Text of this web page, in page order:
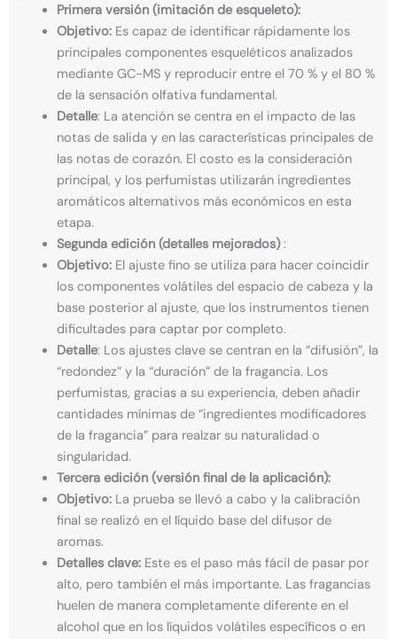
Primera versión (imitación de esqueleto):
Objetivo:Es capaz de identificar rápidamente los
principales componentes esqueléticos analizados
mediante GC-MS y reproducir entre el 70 % y el 80 %
de la sensación olfativa fundamental.
Detalle: La atención se centra en el impacto de las
notas de salida y en las características principales de
las notas de corazón. El costo es la consideración
principal, y los perfumistas utilizarán ingredientes
aromáticos alternativos más económicos en esta
etapa.
Segunda edición (detalles mejorados):
Objetivo:El ajuste fino se utiliza para hacer coincidir
los componentes volátiles del espacio de cabeza y la
base posterior al ajuste, que los instrumentos tienen
dificultades para captar por completo.
Detalle: Los ajustes clave se centran en la “difusión”, la
“redondez” y la “duración” de la fragancia. Los
perfumistas, gracias a su experiencia, deben añadir
cantidades mínimas de “ingredientes modificadores
de la fragancia” para realzar su naturalidad o
singularidad.
Tercera edición (versión final de la aplicación):
Objetivo:La prueba se llevó a cabo y la calibración
final se realizó en el líquido base del difusor de
aromas.
Detalles clave:Este es el paso más fácil de pasar por
alto, pero también el más importante. Las fragancias
huelen de manera completamente diferente en el
alcohol que en los líquidos volátiles específicos o en